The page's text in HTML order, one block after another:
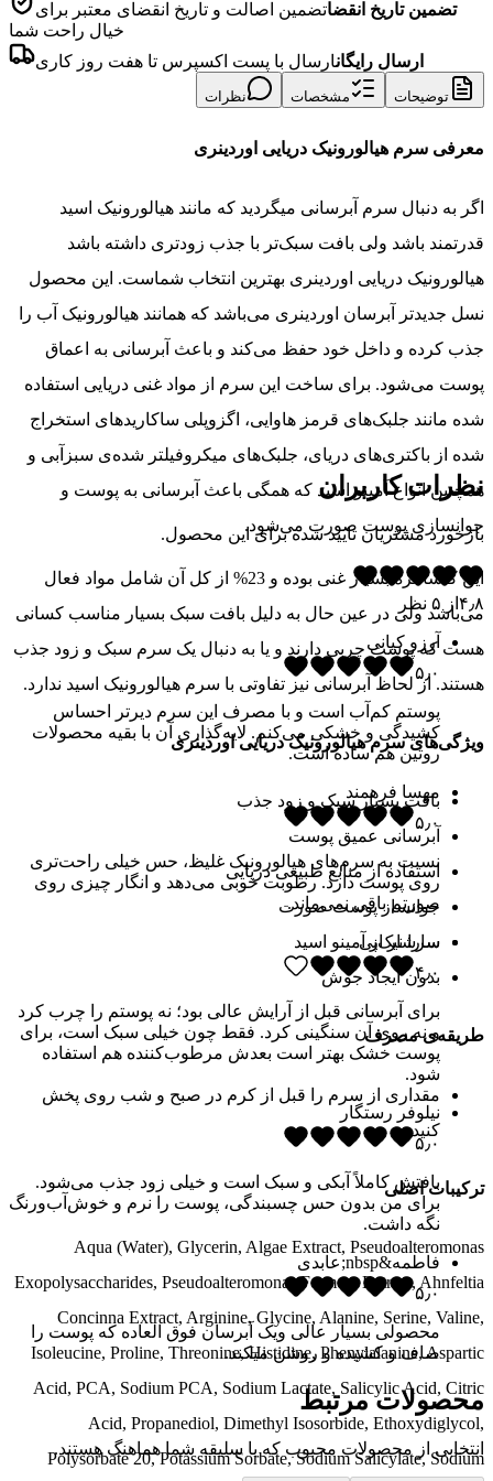
تضمین تاریخ انقضاتضمین اصالت و تاریخ انقضای معتبر برای
خیال راحت شما
ارسال رایگانارسال با پست اکسپرس تا هفت روز کاری
توضیحات مشخصات نظرات
معرفی سرم هیالورونیک دریایی اوردینری
اگر به دنبال سرم آبرسانی میگردید که مانند هیالورونیک اسید
قدرتمند باشد ولی بافت سبک‌تر با جذب زودتری داشته باشد
هیالورونیک دریایی اوردینری بهترین انتخاب شماست. این محصول
نسل جدیدتر آبرسان‌ اوردینری می‌باشد که همانند هیالورونیک آب را
جذب کرده و داخل خود حفظ‌ می‌کند و باعث آبرسانی به اعماق
پوست می‌شود. برای ساخت این سرم از مواد غنی دریایی استفاده
شده مانند جلبک‌های قرمز هاوایی، اگزوپلی ساکارید‌های استخراج
شده از باکتری‌های دریای، جلبک‌های میکروفیلتر شده‌ی سبزآبی و
همچنین انواع آمینو اسید که همگی باعث آبرسانی به پوست و
جوانسازی پوست صورت می‌شود.
این کنسانتره بسیار غنی بوده و 23% از کل آن شامل مواد فعال
می‌باشد ولی در عین حال به دلیل بافت سبک بسیار مناسب کسانی
هست که پوست چربی دارند و یا به دنبال یک سرم سبک و زود جذب
هستند. از لحاظ آبرسانی نیز تفاوتی با سرم هیالورونیک اسید ندارد.
ویژگی‌های سرم هیالورونیک دریایی اوردینری
بافت بسیار سبک و زود جذب
آبرسانی عمیق پوست
استفاده از منابع طبیعی دریایی
جوانساز پوست صورت
سرشار از آمینو اسید
بدون ایجاد جوش
طریقه‌ی مصرف
مقداری از سرم را قبل از کرم در صبح و شب روی پخش
کنید.
ترکیبات اصلی
Aqua (Water), Glycerin, Algae Extract, Pseudoalteromonas
Exopolysaccharides, Pseudoalteromonas Ferment Extract, Ahnfeltia
Concinna Extract, Arginine, Glycine, Alanine, Serine, Valine,
Isoleucine, Proline, Threonine, Histidine, Phenylalanine, Aspartic
Acid, PCA, Sodium PCA, Sodium Lactate, Salicylic Acid, Citric
Acid, Propanediol, Dimethyl Isosorbide, Ethoxydiglycol,
Polysorbate 20, Potassium Sorbate, Sodium Salicylate, Sodium
نظرات کاربران
بازخورد مشتریان تایید شده برای این محصول.
۴٫۸ از ۵ نظر
آرزو کیانی
۵٫۰
پوستم کم‌آب است و با مصرف این سرم دیرتر احساس
کشیدگی و خشکی می‌کنم. لایه‌گذاری آن با بقیه محصولات
روتین هم ساده است.
مهسا فرهمند
۵٫۰
نسبت به سرم‌های هیالورونیک غلیظ، حس خیلی راحت‌تری
روی پوست دارد. رطوبت خوبی می‌دهد و انگار چیزی روی
صورتم باقی نمی‌ماند.
سارا نیک‌پی
۴٫۰
برای آبرسانی قبل از آرایش عالی بود؛ نه پوستم را چرب کرد
و نه روی آن سنگینی کرد. فقط چون خیلی سبک است، برای
پوست خشک بهتر است بعدش مرطوب‌کننده هم استفاده
شود.
نیلوفر رستگار
۵٫۰
بافتش کاملاً آبکی و سبک است و خیلی زود جذب می‌شود.
برای من بدون حس چسبندگی، پوست را نرم و خوش‌آب‌ورنگ
نگه داشت.
فاطمه&nbsp;عابدی
۵٫۰
محصولی بسیار عالی ویک آبرسان فوق العاده که پوست را
صاف و کشیده و روشن میکند.
محصولات مرتبط
انتخابی از محصولات محبوب که با سلیقه شما هماهنگ هستند.